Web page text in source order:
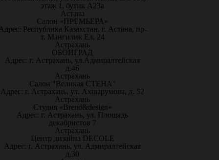
этаж 1, бутик А23а
Астана
Салон «ПРЕМЬЕРА»
Республика Казахстан, г. Астана, пр-
т. Мангилик Ел, 24
Астрахань
ОБОИГРАД
Адрес: г. Астрахань, ул.Адмиралтейская
д.46
Астрахань
Салон "Великая СТЕНА"
Адрес: г. Астрахань, ул. Ахшарумова, д. 52
Астрахань
Студия «Brend&design»
Адрес: г. Астрахань, ул. Площадь
декабристов 7
Астрахань
Центр дизайна DECOLE
Адрес: г. Астрахань, ул. Адмиралтейская
д.30